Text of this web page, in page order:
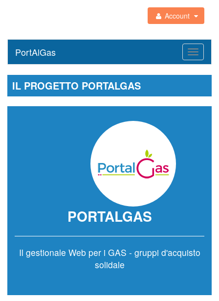
Account
Toggle
PortAlGas
IL PROGETTO PORTALGAS
PORTALGAS
Il gestionale Web per i GAS - gruppi d'acquisto
solidale